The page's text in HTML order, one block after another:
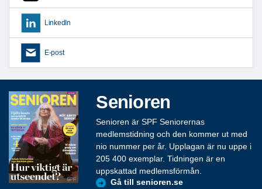
LinkedIn
E-post
Senioren
Senioren är SPF Seniorernas
medlemstidning och den kommer ut med
nio nummer per år. Upplagan är nu uppe i
205 400 exemplar. Tidningen är en
uppskattad medlemsförmån.
Gå till senioren.se